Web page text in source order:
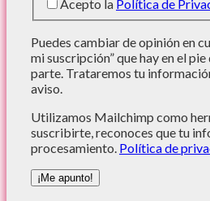
Acepto la Política de
Puedes cambiar de opinión en
mi suscripción” que hay en el
parte. Trataremos tu
aviso.
Utilizamos Mailchimp como
suscribirte, reconoces que tu
procesamiento. Política de